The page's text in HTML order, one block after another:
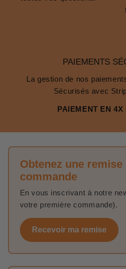
PAIEMENTS
La gestion de nos
Sécurisés avec
PAIEMENT EN 4X
Obtenez une
commande
En vous inscrivant à notre
votre première commande).
Recevoir ma remise